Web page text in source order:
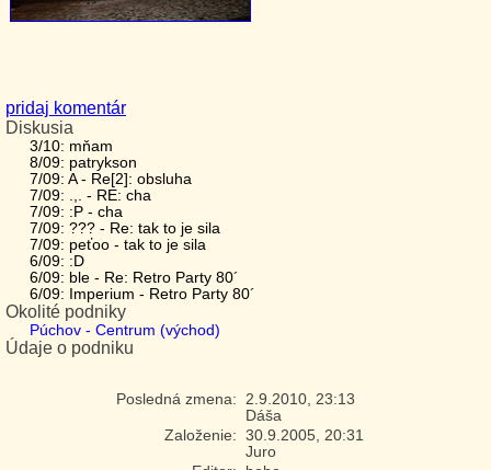
pridaj komentár
Diskusia
3/10: mňam
8/09: patrykson
7/09: A - Re[2]: obsluha
7/09: .,. - RE: cha
7/09: :P - cha
7/09: ??? - Re: tak to je sila
7/09: peťoo - tak to je sila
6/09: :D
6/09: ble - Re: Retro Party 80´
6/09: Imperium - Retro Party 80´
Okolité podniky
Púchov - Centrum (východ)
Údaje o podniku
Posledná zmena: 2.9.2010, 23:13
Dáša
Založenie: 30.9.2005, 20:31
Juro